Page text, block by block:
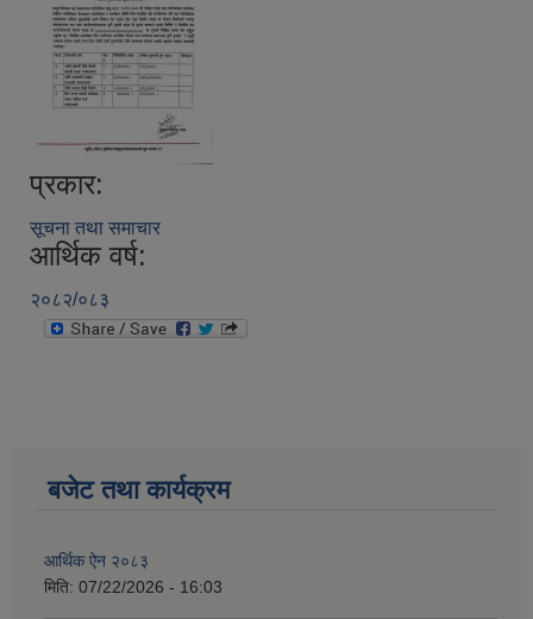
प्रकार:
सूचना तथा समाचार
आर्थिक वर्ष:
२०८२/०८३
बजेट तथा कार्यक्रम
आर्थिक ऐन २०८३
मिति: 07/22/2026 - 16:03